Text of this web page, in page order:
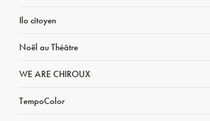
Ilo citoyen
Noël au Théâtre
WE ARE CHIROUX
TempoColor